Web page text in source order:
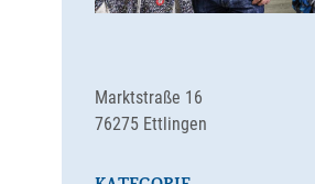
Marktstraße 16
76275 Ettlingen